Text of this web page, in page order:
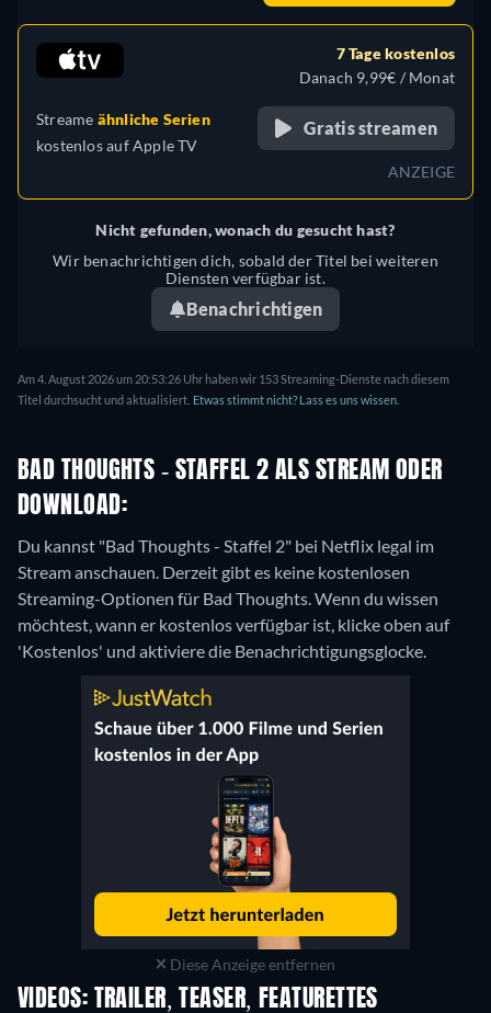
Streame ähnliche Serien
kostenlos aufApple TV
7 Tage kostenlos
Danach 9,99€ / Monat
Gratis streamen
ANZEIGE
Nicht gefunden, wonach du gesucht hast?
Wir benachrichtigen dich, sobald der Titel bei weiteren
Diensten verfügbar ist.
Benachrichtigen
Am 4. August 2026 um 20:53:26 Uhr haben wir 153 Streaming-Dienste nach diesem
Titel durchsucht und aktualisiert. Etwas stimmt nicht? Lass es uns wissen.
BAD THOUGHTS - STAFFEL 2 ALS STREAM ODER
DOWNLOAD:
Du kannst "Bad Thoughts - Staffel 2" bei Netflix legal im
Stream anschauen. Derzeit gibt es keine kostenlosen
Streaming-Optionen für Bad Thoughts. Wenn du wissen
möchtest, wann er kostenlos verfügbar ist, klicke oben auf
'Kostenlos' und aktiviere die Benachrichtigungsglocke.
Diese Anzeige entfernen
VIDEOS: TRAILER, TEASER, FEATURETTES